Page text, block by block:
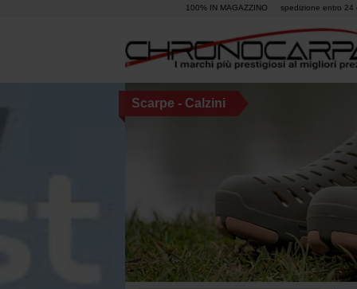
100% IN MAGAZZINO spedizione entro 24
Scarpe - Calzini